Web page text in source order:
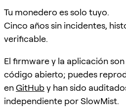
Tu monedero es solo tuyo.
Cinco años sin incidentes,
verificable.
El firmware y la aplicación
código abierto; puedes
enGitHuby han sido
independiente por SlowMist.